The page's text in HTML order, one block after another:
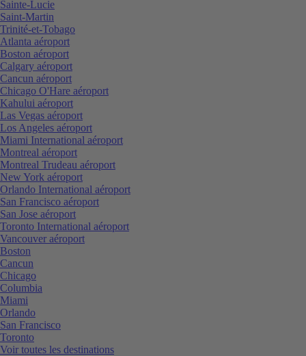
Sainte-Lucie
Saint-Martin
Trinité-et-Tobago
Atlanta aéroport
Boston aéroport
Calgary aéroport
Cancun aéroport
Chicago O'Hare aéroport
Kahului aéroport
Las Vegas aéroport
Los Angeles aéroport
Miami International aéroport
Montreal aéroport
Montreal Trudeau aéroport
New York aéroport
Orlando International aéroport
San Francisco aéroport
San Jose aéroport
Toronto International aéroport
Vancouver aéroport
Boston
Cancun
Chicago
Columbia
Miami
Orlando
San Francisco
Toronto
Voir toutes les destinations